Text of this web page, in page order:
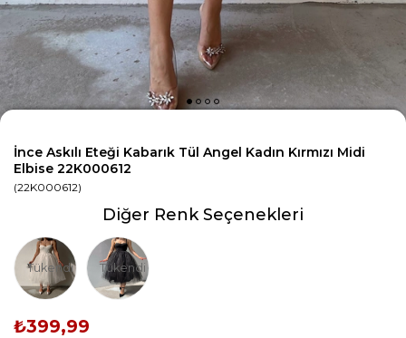
İnce Askılı Eteği Kabarık Tül Angel Kadın Kırmızı Midi
Elbise 22K000612
(22K000612)
Diğer Renk Seçenekleri
Tükendi Tükendi
₺399,99